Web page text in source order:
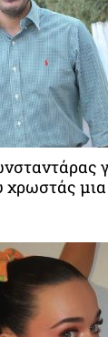
χρωστάς